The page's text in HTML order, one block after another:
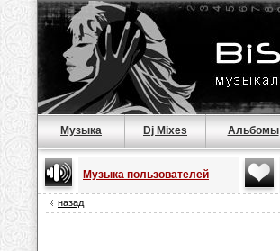
Музыка Dj Mixes Альбомы
Музыка пользователей
назад